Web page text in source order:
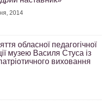
2014
обласної педагогічної
музею Василя Стуса із
виховання